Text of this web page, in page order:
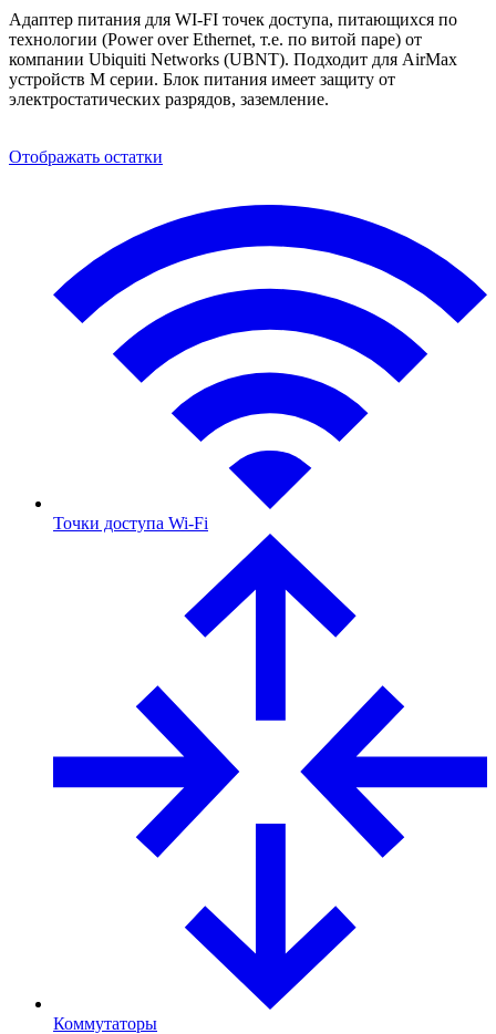
Адаптер питания для WI-FI точек доступа, питающихся по
технологии (Power over Ethernet, т.е. по витой паре) от
компании Ubiquiti Networks (UBNT). Подходит для AirMax
устройств М серии. Блок питания имеет защиту от
электростатических разрядов, заземление.
Отображать остатки
Точки доступа Wi-Fi
Коммутаторы